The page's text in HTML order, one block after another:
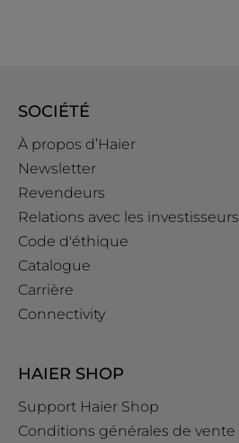
SOCIÉTÉ
À propos d’Haier
Newsletter
Revendeurs
Relations avec les investisseurs
Code d'éthique
Catalogue
Carrière
Connectivity
HAIER SHOP
Support Haier Shop
Conditions générales de vente